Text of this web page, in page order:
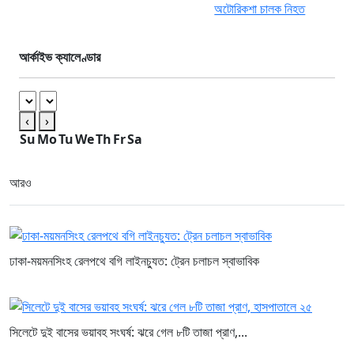
আর্কাইভ ক্যালেণ্ডার
‹
›
SuMoTuWeThFrSa
আরও
ঢাকা-ময়মনসিংহ রেলপথে বগি লাইনচ্যুত: ট্রেন চলাচল স্বাভাবিক
সিলেটে দুই বাসের ভয়াবহ সংঘর্ষ: ঝরে গেল ৮টি তাজা প্রাণ,...